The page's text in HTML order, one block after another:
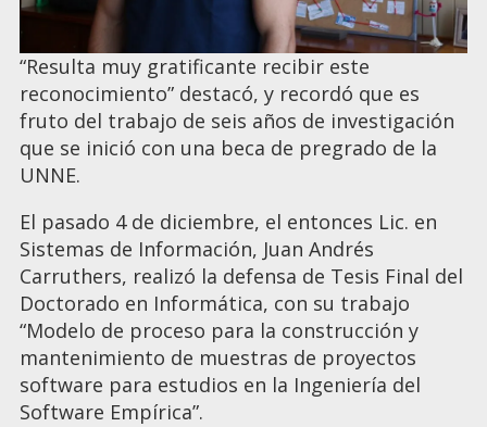
“Resulta muy gratificante recibir este
reconocimiento” destacó, y recordó que es
fruto del trabajo de seis años de investigación
que se inició con una beca de pregrado de la
UNNE.
El pasado 4 de diciembre, el entonces Lic. en
Sistemas de Información, Juan Andrés
Carruthers, realizó la defensa de Tesis Final del
Doctorado en Informática, con su trabajo
“Modelo de proceso para la construcción y
mantenimiento de muestras de proyectos
software para estudios en la Ingeniería del
Software Empírica”.